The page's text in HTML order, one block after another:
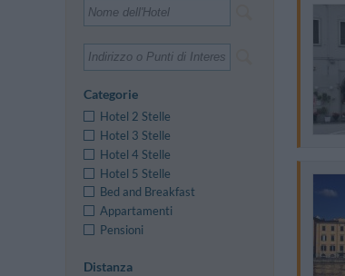
Categorie
Hotel 2 Stelle
Hotel 3 Stelle
Hotel 4 Stelle
Hotel 5 Stelle
Bed and Breakfast
Appartamenti
Pensioni
Distanza